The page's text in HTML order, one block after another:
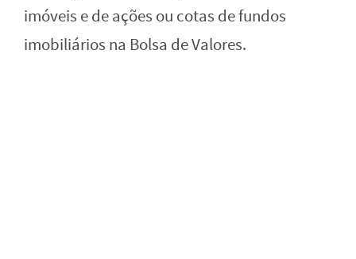
imóveis e de ações ou cotas de fundos
imobiliários na Bolsa de Valores.